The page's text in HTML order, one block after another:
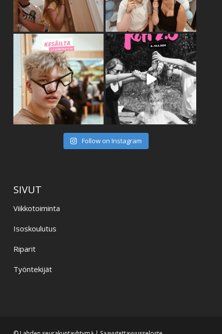
Follow on Instagram
SIVUT
Viikkotoiminta
Isoskoulutus
Riparit
Työntekijät